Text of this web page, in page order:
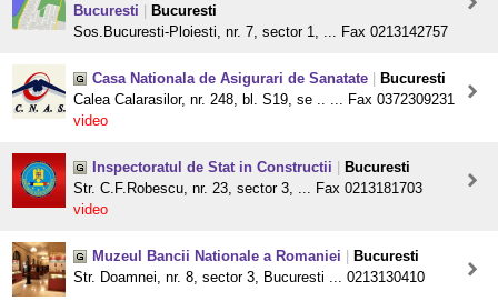
Bucuresti
Bucuresti
Sos.Bucuresti-Ploiesti, nr. 7, sector 1, ... Fax 0213142757
Casa Nationala de Asigurari de Sanatate
Bucuresti
Calea Calarasilor, nr. 248, bl. S19, se .. ... Fax 0372309231
video
Inspectoratul de Stat in Constructii
Bucuresti
Str. C.F.Robescu, nr. 23, sector 3, ... Fax 0213181703
video
Muzeul Bancii Nationale a Romaniei
Bucuresti
Str. Doamnei, nr. 8, sector 3, Bucuresti ... 0213130410